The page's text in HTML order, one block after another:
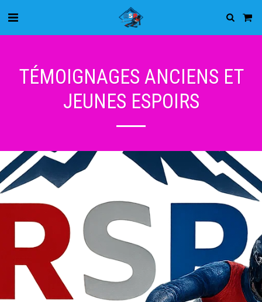
TÉMOIGNAGES ANCIENS ET
JEUNES ESPOIRS